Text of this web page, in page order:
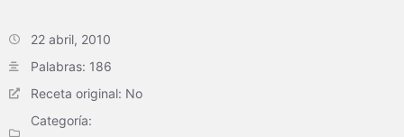
22 abril, 2010
Palabras: 186
Receta original: No
Categoría: